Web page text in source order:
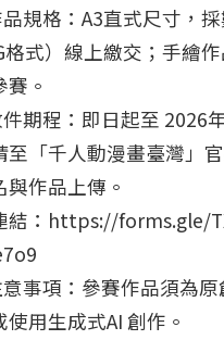
規格：A3直式尺寸，
格式）線上繳交；手繪
。
期程：即日起至 2026
至「千人動漫畫臺灣」
與作品上傳。
結：https://forms.gle/
事項：參賽作品須為
使用生成式AI 創作。